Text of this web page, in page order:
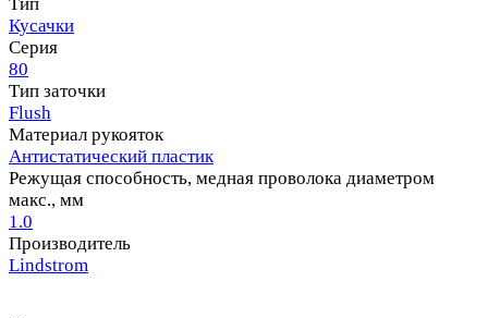
Кусачки
Серия
80
Тип заточки
Flush
Материал рукояток
Антистатический пластик
Режущая способность, медная проволока диаметром
макс., мм
1.0
Производитель
Lindstrom